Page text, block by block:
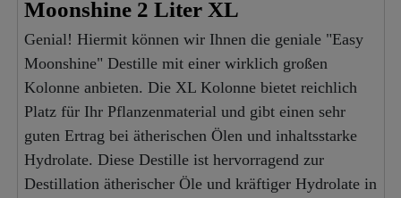
Moonshine 2 Liter XL
Genial! Hiermit können wir Ihnen die geniale "Easy
Moonshine" Destille mit einer wirklich großen
Kolonne anbieten. Die XL Kolonne bietet reichlich
Platz für Ihr Pflanzenmaterial und gibt einen sehr
guten Ertrag bei ätherischen Ölen und inhaltsstarke
Hydrolate. Diese Destille ist hervorragend zur
Destillation ätherischer Öle und kräftiger Hydrolate in